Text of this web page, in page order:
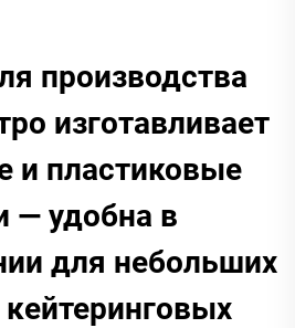
производства
изготавливает
и пластиковые
— удобна в
для небольших